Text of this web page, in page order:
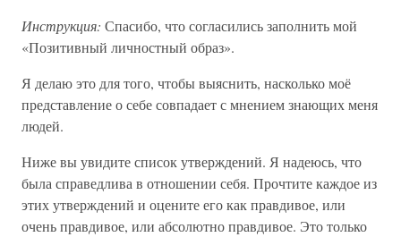
Инструкция: Спасибо, что согласились заполнить мой
«Позитивный личностный образ».
Я делаю это для того, чтобы выяснить, насколько моё
представление о себе совпадает с мнением знающих меня
людей.
Ниже вы увидите список утверждений. Я надеюсь, что
была справедлива в отношении себя. Прочтите каждое из
этих утверждений и оцените его как правдивое, или
очень правдивое, или абсолютно правдивое. Это только